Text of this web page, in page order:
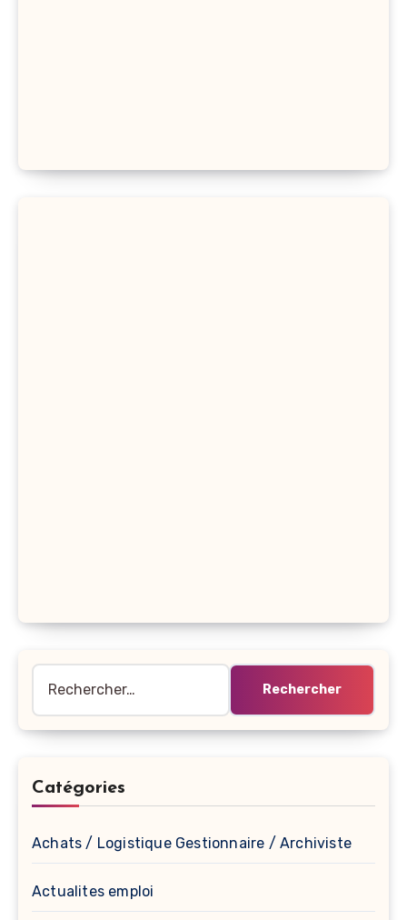
Catégories
Achats / Logistique Gestionnaire / Archiviste
Actualites emploi